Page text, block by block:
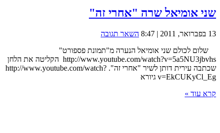
שני אומיאל שרה "אחרי זה"
13 בפברואר, 2011 | 8:47
השאר תגובה
שלום לכולם שני אומיאל הנערה מ"תמונת פספורט"
http://www.youtube.com/watch?v=5a5NU3jbvhs הקליטה את הלחן
שכתבה עירית דותן לשיר "אחרי זה". http://www.youtube.com/watch?
v=EkCUKyCl_Eg גיורא
קרא עוד »